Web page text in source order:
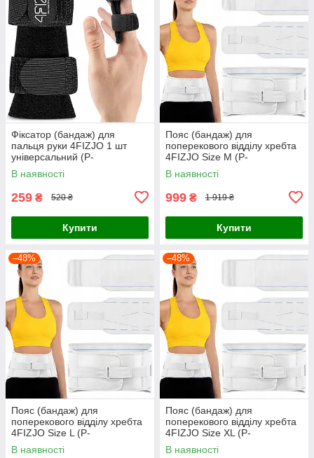
Фіксатор (бандаж) для
пальця руки 4FIZJO 1 шт
універсальний (P-
5907739317476)
В наявності
259 ₴ 520 ₴
Купити
Пояс (бандаж) для
поперекового відділу хребта
4FIZJO Size M (P-
5907739317698)
В наявності
999 ₴ 1 919 ₴
Купити
–48%
Пояс (бандаж) для
поперекового відділу хребта
4FIZJO Size L (P-
5907739317704)
В наявності
–48%
Пояс (бандаж) для
поперекового відділу хребта
4FIZJO Size XL (P-
5907739317711)
В наявності